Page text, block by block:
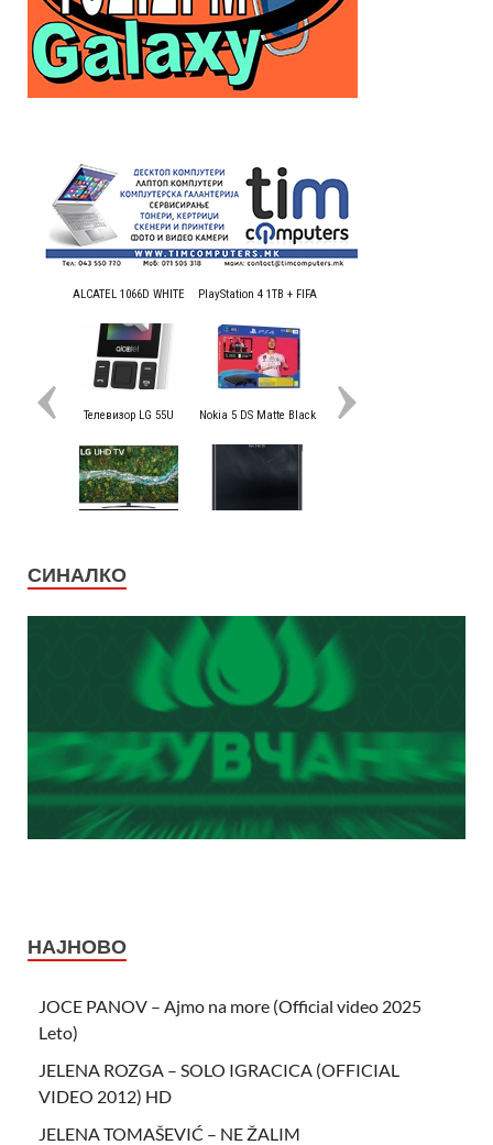
СИНАЛКО
НАЈНОВО
JOCE PANOV – Ajmo na more (Official video 2025
Leto)
JELENA ROZGA – SOLO IGRACICA (OFFICIAL
VIDEO 2012) HD
JELENA TOMAŠEVIĆ – NE ŽALIM